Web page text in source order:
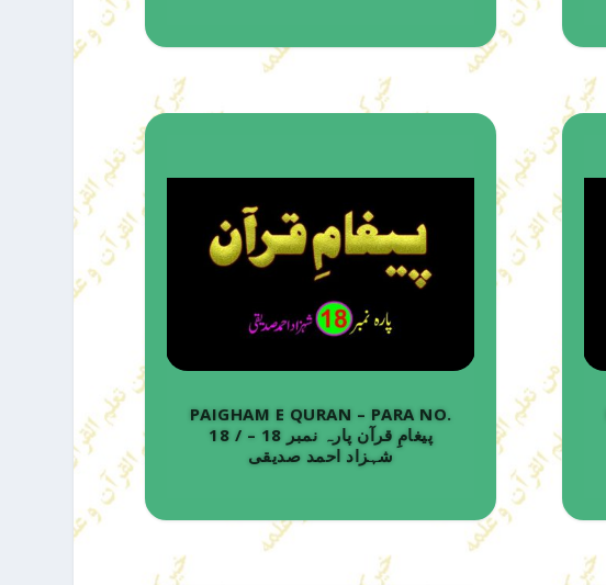
PAIGHAM E QURAN – PARA NO.
18 / پیغامِ قرآن پارہ نمبر 18 –
شہزاد احمد صدیقی